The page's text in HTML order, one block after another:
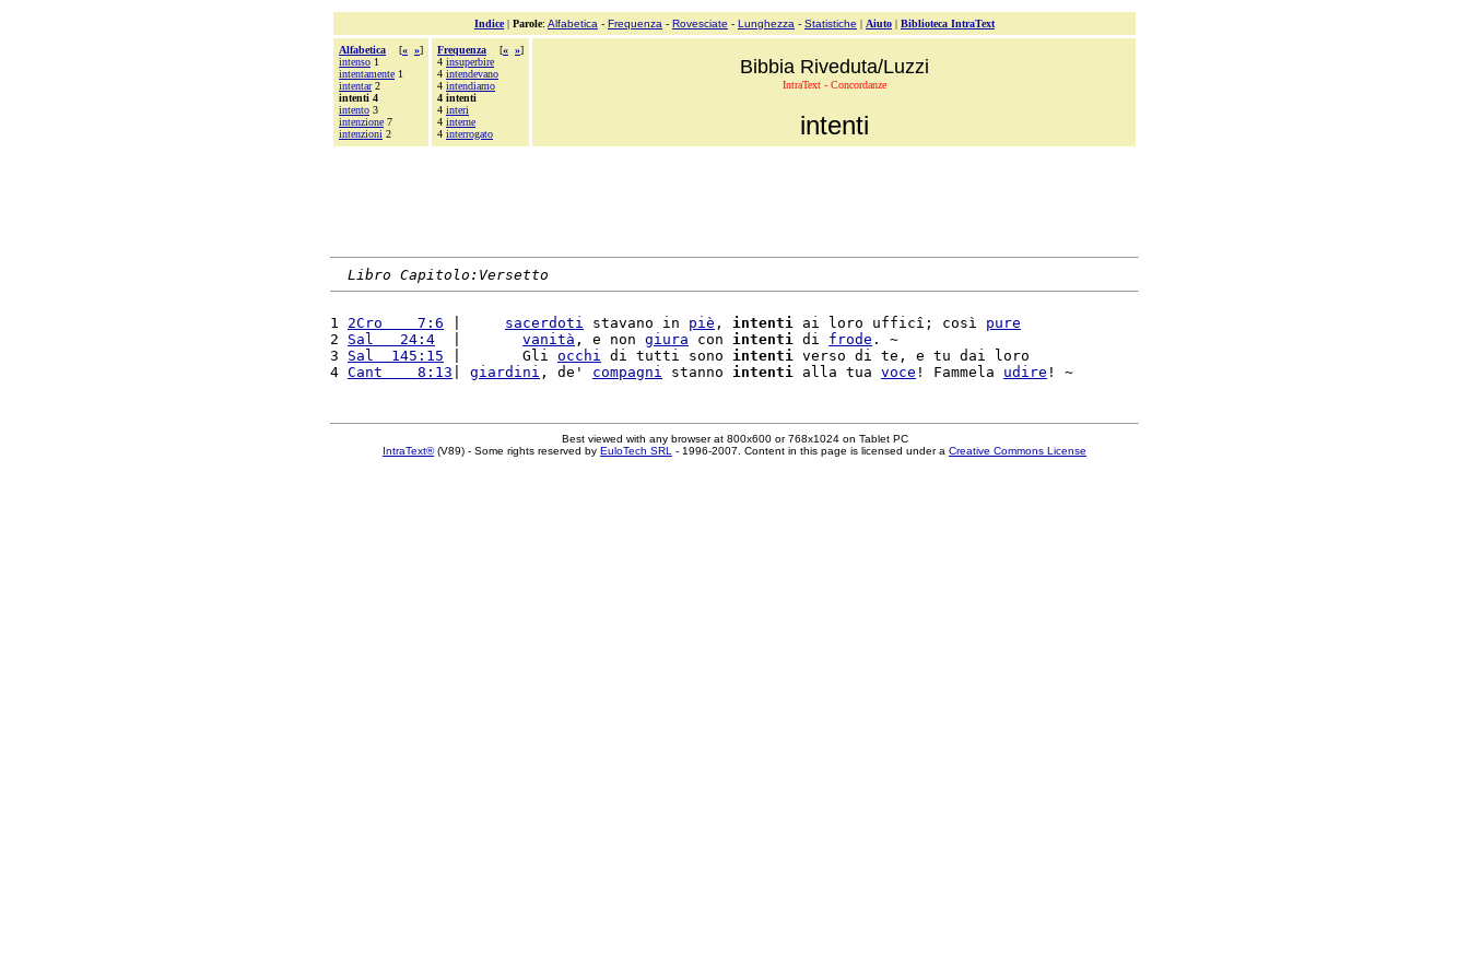
Indice| Parole: Alfabetica - Frequenza - Rovesciate - Lunghezza - Statistiche | Aiuto | Biblioteca IntraText
Alfabetica [« »]
intenso 1
intentamente 1
intentar2
intenti 4
intento 3
intenzione 7
intenzioni 2
Frequenza [« »]
4 insuperbire
4 intendevano
4 intendiamo
4 intenti
4 interi
4 interne
4 interrogato
Bibbia Riveduta/Luzzi
IntraText - Concordanze
intenti
Libro Capitolo:Versetto
1 2Cro    7:6 sacerdoti stavano in piè , intenti ai loro ufficî; così pure
2 Sal   24:4 vanità , e non giura con intenti di frode . ~
3 Sal  145:15 |       Gli occhi di tutti sono intenti verso di te, e tu dai loro
4 Cant    8:13 giardini , de' compagni stanno intenti alla tua voce ! Fammela udire
Best viewed with any browser at 800x600 or 768x1024 on Tablet PC
IntraText®(V89) - Some rights reserved by EuloTech SRL - 1996-2007. Content in this page is licensed under a Creative Commons License